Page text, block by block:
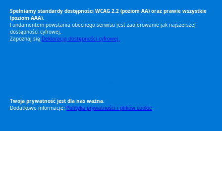
Spełniamy standardy dostępności WCAG 2.2 (poziom AA) oraz prawie wszystkie
(poziom AAA).
Fundamentem powstania obecnego serwisu jest zaoferowanie jak najszerszej
dostępności cyfrowej.
Zapoznaj się Deklaracją dostępności cyfrowej.
Twoja prywatność jest dla nas ważna.
Dodatkowe informacje: Polityka prywatności i plików cookie